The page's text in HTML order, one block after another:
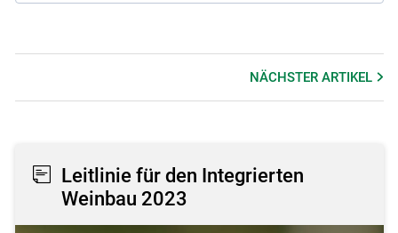
NÄCHSTERARTIKEL
Leitlinie für den Integrierten
Weinbau 2023